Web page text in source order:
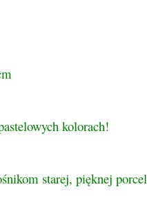
kolorach!
starej, pięknej